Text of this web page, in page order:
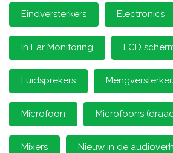
Eindversterkers Electronics
In Ear Monitoring LCD
Luidsprekers
Microfoon Microfoons
Mixers Nieuw in de